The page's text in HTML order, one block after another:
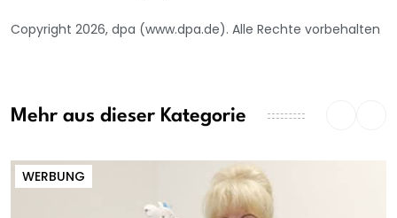
Copyright 2026, dpa (www.dpa.de). Alle Rechte vorbehalten
Mehr aus dieser Kategorie
WERBUNG